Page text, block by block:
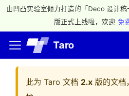
由凹凸实验室倾力打造的「Deco 设计
版正式上线啦，欢迎 免
Taro
此为 Taro 文档 2.x 版的文档